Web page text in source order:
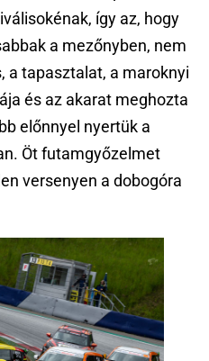
így az, hogy
a mezőnyben, nem
a tapasztalat, a maroknyi
és az akarat meghozta
előnnyel nyertük a
Öt futamgyőzelmet
versenyen a dobogóra